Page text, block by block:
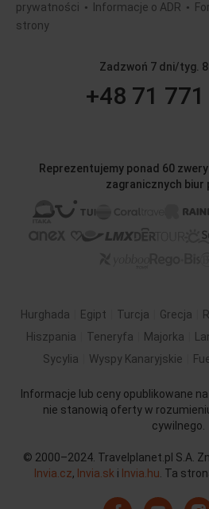
prywatności
Informacje o ADR
strony
Zadzwoń 7 dni/tyg.
+48 71
Reprezentujemy ponad 60
zagranicznych biur
Hurghada Egipt Turcja Grecja
Hiszpania
Teneryfa Majorka
Sycylia
Wyspy Kanaryjskie
Informacje lub ceny opublikowane
nie stanowią oferty w
cywilnego.
© 2000–2024. Travelplanet.pl S.A.
Invia.cz, Invia.sk i Invia.hu . Ta